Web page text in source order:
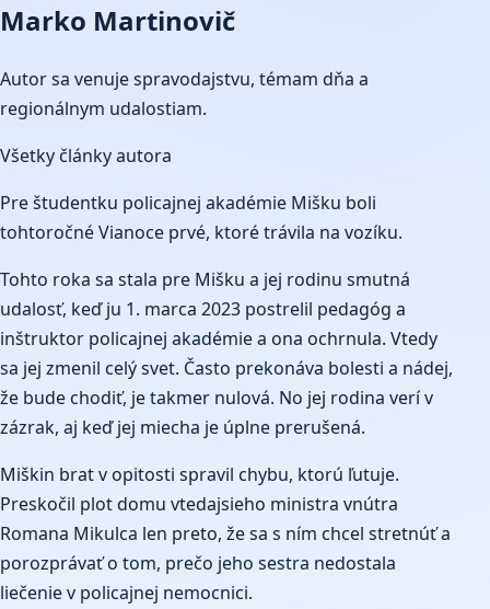
Marko Martinovič
Autor sa venuje spravodajstvu, témam dňa a
regionálnym udalostiam.
Všetky články autora
Pre študentku policajnej akadémie Mišku boli
tohtoročné Vianoce prvé, ktoré trávila na vozíku.
Tohto roka sa stala pre Mišku a jej rodinu smutná
udalosť, keď ju 1. marca 2023 postrelil pedagóg a
inštruktor policajnej akadémie a ona ochrnula. Vtedy
sa jej zmenil celý svet. Často prekonáva bolesti a nádej,
že bude chodiť, je takmer nulová. No jej rodina verí v
zázrak, aj keď jej miecha je úplne prerušená.
Miškin brat v opitosti spravil chybu, ktorú ľutuje.
Preskočil plot domu vtedajsieho ministra vnútra
Romana Mikulca len preto, že sa s ním chcel stretnúť a
porozprávať o tom, prečo jeho sestra nedostala
liečenie v policajnej nemocnici.